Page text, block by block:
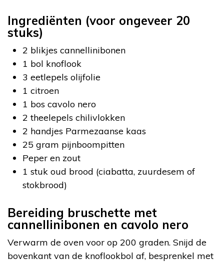
Ingrediënten (voor ongeveer 20
stuks)
2 blikjes cannellinibonen
1 bol knoflook
3 eetlepels olijfolie
1 citroen
1 bos cavolo nero
2 theelepels chilivlokken
2 handjes Parmezaanse kaas
25 gram pijnboompitten
Peper en zout
1 stuk oud brood (ciabatta, zuurdesem of
stokbrood)
Bereiding bruschette met
cannellinibonen en cavolo nero
Verwarm de oven voor op 200 graden. Snijd de
bovenkant van de knoflookbol af, besprenkel met